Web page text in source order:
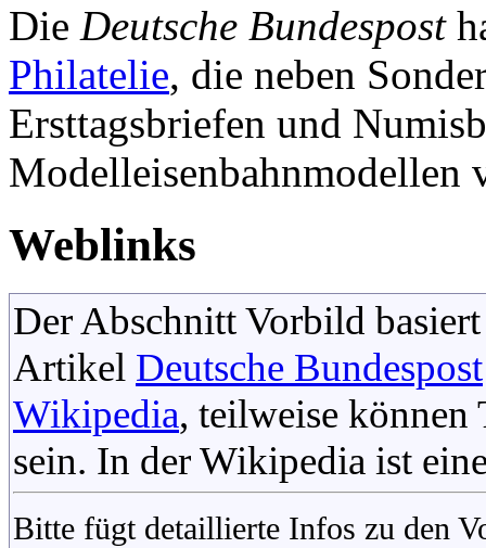
Die Deutsche Bundespost
Philatelie, die neben
Ersttagsbriefen und
Modelleisenbahnmodellen
Weblinks
Der Abschnitt Vorbild
Artikel Deutsche Bundespost
Wikipedia, teilweise können
sein. In der Wikipedia ist
Bitte fügt detaillierte Infos zu den